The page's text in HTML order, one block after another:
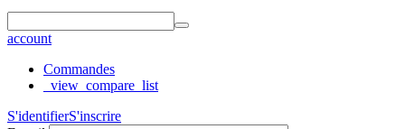
account
Commandes
_view_compare_list
S'identifierS'inscrire